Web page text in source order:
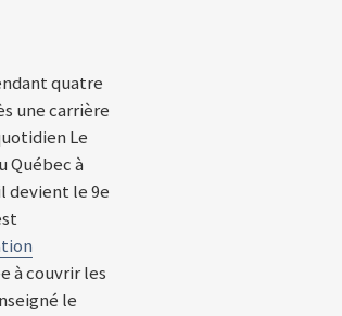
quatre
une carrière
Le
Québec à
devient le 9e
à couvrir les
le